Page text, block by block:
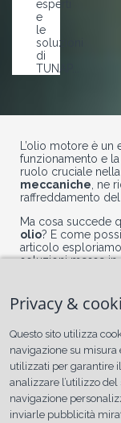
esperti
e
le
soluzioni
di
TUNAP...
L’olio motore è
funzionamento e
ruolo cruciale nella
meccaniche , ne
raffreddamento
Ma cosa succede
olio? E come
articolo
soluzioni messe in
Il
Per consumo
consumo
sintomo di diverse
ad esempio:
Privacy &
Questo sito utilizza
navigazione su misura
utilizzati per garantire
analizzare l’utilizzo del
navigazione
inviarle pubblicità